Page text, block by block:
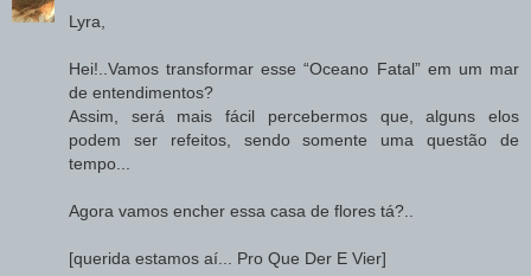
Lyra,
Hei!..Vamos transformar esse “Oceano Fatal” em um mar
de entendimentos?
Assim, será mais fácil percebermos que, alguns elos
podem ser refeitos, sendo somente uma questão de
tempo...
Agora vamos encher essa casa de flores tá?..
[querida estamos aí... Pro Que Der E Vier]